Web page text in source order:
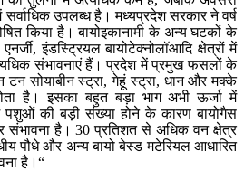
उपलब्ध है। मध्यप्रदेश सरकार ने वर्ष
किया है। बायोइकानामी के अन्य घटकों के
एनर्जी, इंडस्ट्रियल बायोटेक्नोलॉआदि क्षेत्रों में
संभावनाएं हैं। प्रदेश में प्रमुख फसलों के
टन सोयाबीन स्ट्रा, गेहूं स्ट्रा, धान और मक्के
है। इसका बहुत बड़ा भाग अभी ऊर्जा में
में पशुओं की बड़ी संख्या होने के कारण बायोगैस
संभावना है। 30 प्रतिशत से अधिक वन क्षेत्र
पौधे और अन्य बायो बेस्ड मटेरियल आधारित
है।“